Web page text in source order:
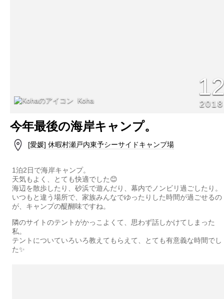
Koha 2018
今年最後の海岸キャンプ。
[愛媛] 休暇村瀬戸内東予シーサイドキャンプ場
1泊2日で海岸キャンプ。
天気もよく、とても快適でした😊
海辺を散歩したり、砂浜で遊んだり、幕内でノンビリ過ごしたり。
いつもと違う場所で、家族みんなでゆったりした時間が過ごせるの
が、キャンプの醍醐味ですね。
隣のサイトのテントがかっこよくて、思わず話しかけてしまった
私。
テントについていろいろ教えてもらえて、とても有意義な時間でし
た✨️